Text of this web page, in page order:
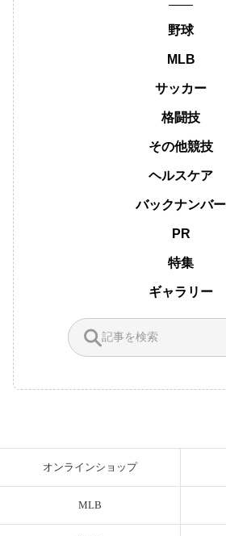
野球
MLB
サッカー
格闘技
その他競技
ヘルスケア
バックナンバー
PR
特集
ギャラリー
オンラインショップ
MLB